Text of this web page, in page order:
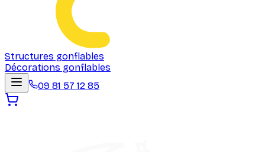
Structures gonflables
Décorations gonflables
09 81 57 12 85